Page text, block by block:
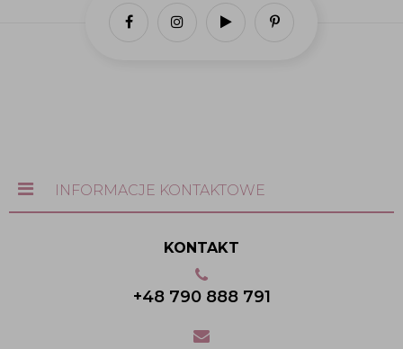
INFORMACJE KONTAKTOWE
KONTAKT
+48 790 888 791